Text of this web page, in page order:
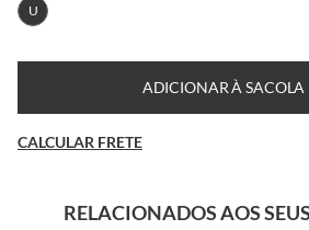
U
ADICIONAR À SACOLA
CALCULAR FRETE
RELACIONADOS AOS